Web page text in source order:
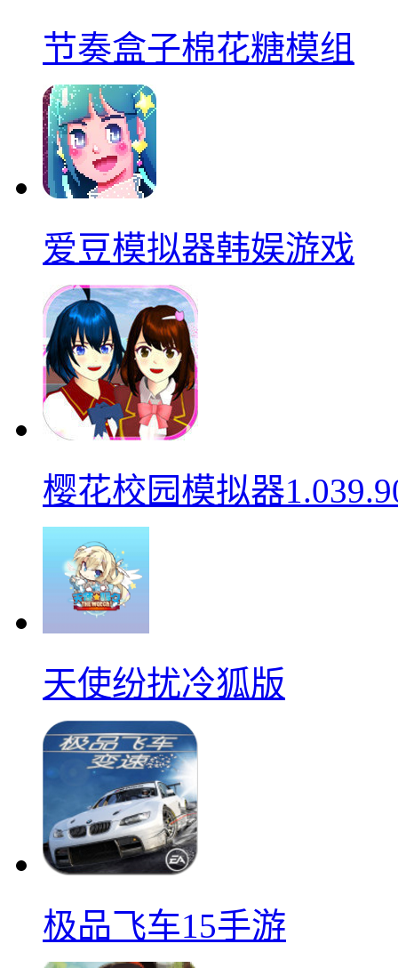
节奏盒子棉花糖模组
爱豆模拟器韩娱游戏
樱花校园模拟器
天使纷扰冷狐版
极品飞车15手游